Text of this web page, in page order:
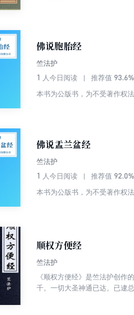
佛说胞胎经
竺法护
1 人今日阅读 推荐值 93.6%
本书为公版书，为不受著作权
佛说盂兰盆经
竺法护
1 人今日阅读 推荐值 92.0%
本书为公版书，为不受著作权
顺权方便经
竺法护
《顺权方便经》是竺法护创作
千。一切大圣神通已达。已逮